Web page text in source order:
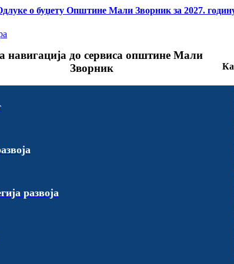
о буџету Општине Мали Зворник за 2027.
навигација до сервиса општине Мали
Зворник
развоја